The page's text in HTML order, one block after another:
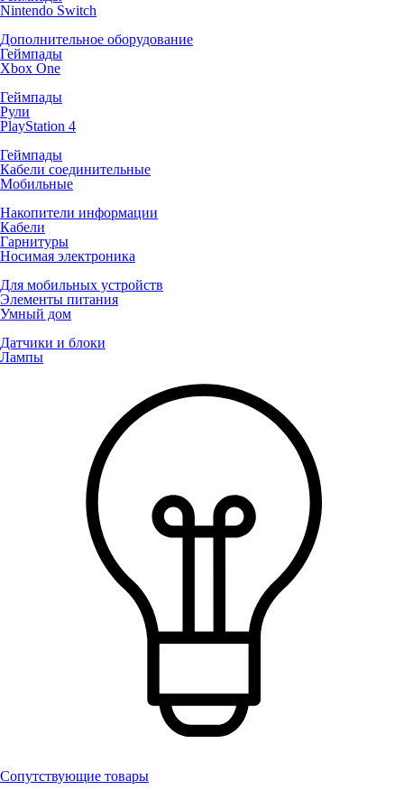
Nintendo Switch
Дополнительное оборудование
Геймпады
Xbox One
Геймпады
Рули
PlayStation 4
Геймпады
Кабели соединительные
Мобильные
Накопители информации
Кабели
Гарнитуры
Носимая электроника
Для мобильных устройств
Элементы питания
Умный дом
Датчики и блоки
Лампы
Сопутствующие товары